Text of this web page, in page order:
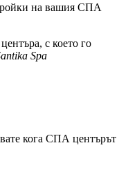
на вашия СПА
с което го
Spa
кога СПА центърът